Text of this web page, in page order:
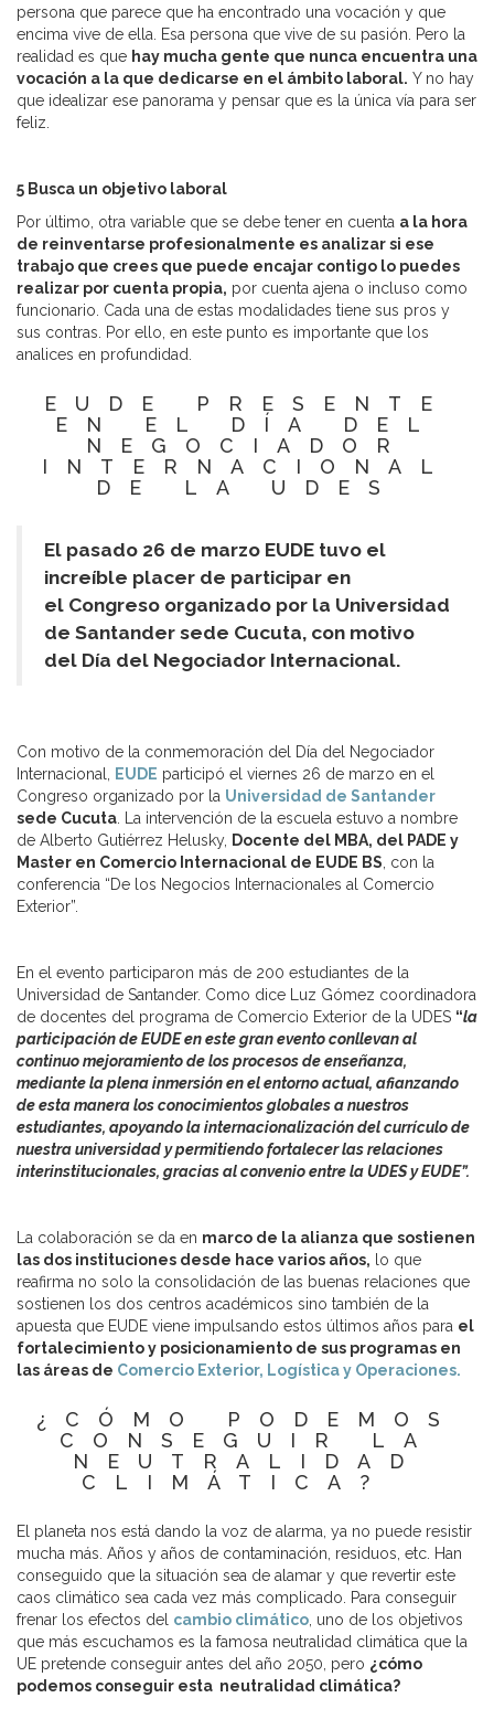
persona que parece que ha encontrado una vocación y que
encima vive de ella. Esa persona que vive de su pasión. Pero la
realidad es que hay mucha gente que nunca encuentra una
vocación a la que dedicarse en el ámbito laboral. Y no hay
que idealizar ese panorama y pensar que es la única vía para ser
feliz.
5 Busca un objetivo laboral
Por último, otra variable que se debe tener en cuenta a la hora
de reinventarse profesionalmente es analizar si ese
trabajo que crees que puede encajar contigo lo puedes
realizar por cuenta propia, por cuenta ajena o incluso como
funcionario. Cada una de estas modalidades tiene sus pros y
sus contras. Por ello, en este punto es importante que los
analices en profundidad.
EUDE PRESENTE
EN EL DÍA DEL
NEGOCIADOR
INTERNACIONAL
DE LA UDES
El pasado 26 de marzo EUDE tuvo el
increíble placer de participar en
el Congreso organizado por la Universidad
de Santander sede Cucuta, con motivo
del Día del Negociador Internacional.
Con motivo de la conmemoración del Día del Negociador
Internacional,
EUDE participó el viernes 26 de marzo en el
Congreso organizado por la Universidad de Santander
sede Cucuta . La intervención de la escuela estuvo a nombre
de Alberto Gutiérrez Helusky, Docente del MBA, del PADE y
Master en Comercio Internacional de EUDE BS , con la
conferencia “De los Negocios Internacionales al Comercio
Exterior”.
En el evento participaron más de 200 estudiantes de la
Universidad de Santander. Como dice Luz Gómez coordinadora
de docentes del programa de Comercio Exterior de la UDES “la
participación de EUDE en este gran evento conllevan al
continuo mejoramiento de los procesos de enseñanza,
mediante la plena inmersión en el entorno actual, afianzando
de esta manera los conocimientos globales a nuestros
estudiantes, apoyando la internacionalización del currículo de
nuestra universidad y permitiendo fortalecer las relaciones
interinstitucionales, gracias al convenio entre la UDES y EUDE”.
La colaboración se da en marco de la alianza que sostienen
las dos instituciones desde hace varios años, lo que
reafirma no solo la consolidación de las buenas relaciones que
sostienen los dos centros académicos sino también de la
apuesta que EUDE viene impulsando estos últimos años para el
fortalecimiento y posicionamiento de sus programas en
las áreas de Comercio Exterior, Logística y Operaciones.
¿CÓMO PODEMOS
CONSEGUIR LA
NEUTRALIDAD
CLIMÁTICA?
El planeta nos está dando la voz de alarma, ya no puede resistir
mucha más. Años y años de contaminación, residuos, etc. Han
conseguido que la situación sea de alamar y que revertir este
caos climático sea cada vez más complicado. Para conseguir
frenar los efectos del cambio climático , uno de los objetivos
que más escuchamos es la famosa neutralidad climática que la
UE pretende conseguir antes del año 2050, pero ¿cómo
podemos conseguir esta neutralidad climática?